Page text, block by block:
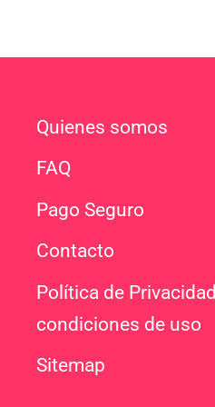
Quienes somos
FAQ
Pago Seguro
Contacto
Política de
condiciones de uso
Sitemap